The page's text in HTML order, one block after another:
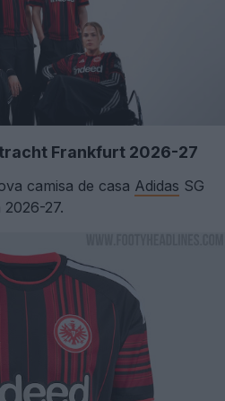
Frankfurt 2026-27
camisa de casa Adidas SG
2026-27.